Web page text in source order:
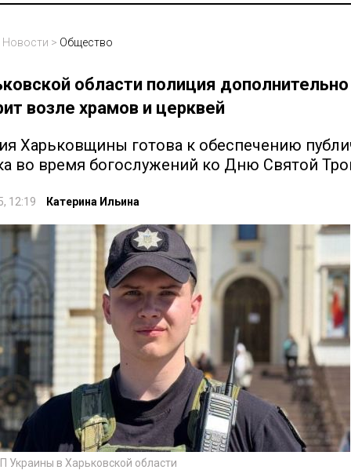
Новости > Общество
области полиция дополнительно
возле храмов и церквей
Харьковщины готова к обеспечению
во время богослужений ко Дню Святой
12:19 Катерина Ильина
Украины в Харьковской области